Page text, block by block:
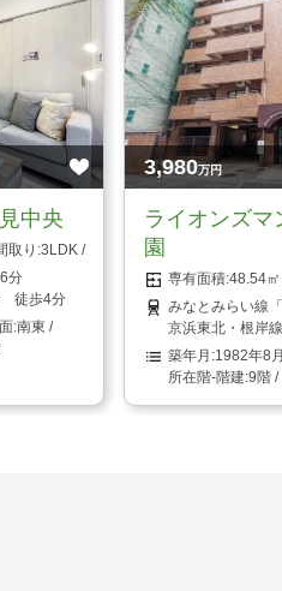
中央
3LDK
分
徒歩4分
南東
3,980万円
ライオンズマ
園
48.54
みなとみらい線
京浜東北・根岸
1982年8
9階 /